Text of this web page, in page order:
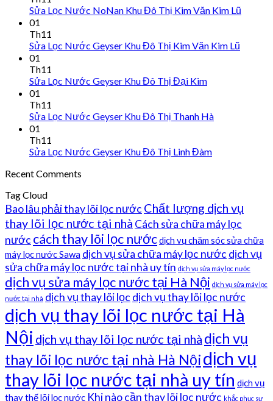
Sửa Lọc Nước NoNan Khu Đô Thị Kim Văn Kim Lũ
01
Th11
Sửa Lọc Nước Geyser Khu Đô Thị Kim Văn Kim Lũ
01
Th11
Sửa Lọc Nước Geyser Khu Đô Thị Đại Kim
01
Th11
Sửa Lọc Nước Geyser Khu Đô Thị Thanh Hà
01
Th11
Sửa Lọc Nước Geyser Khu Đô Thị Linh Đàm
Recent Comments
Tag Cloud
Bao lâu phải thay lõi lọc nước Chất lượng dịch vụ
thay lõi lọc nước tại nhà Cách sửa chữa máy lọc
nước cách thay lõi lọc nướcdịch vụ chăm sóc sửa chữa
máy lọc nước Sawa dịch vụ sửa chữa máy lọc nước dịch vụ
sửa chữa máy lọc nước tại nhà uy tín dịch vụ sửa máy lọc nước
dịch vụ sửa máy lọc nước tại Hà Nội dịch vụ sửa máy lọc
nước tại nhà dịch vụ thay lõi lọc dịch vụ thay lõi lọc nước
dịch vụ thay lõi lọc nước tại Hà
Nội dịch vụ thay lõi lọc nước tại nhà dịch vụ
thay lõi lọc nước tại nhà Hà Nộidịch vụ
thay lõi lọc nước tại nhà uy tín dịch vụ
thay thế lõi lọc nước Khi nào cần thay lõi lọc nước khắc phục sự